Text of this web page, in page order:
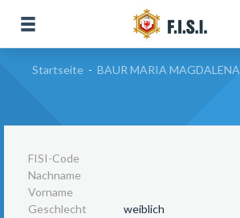
Startseite - BAUR MARIA MAGDALENA
FISI-Code
Nachname
Vorname
Geschlecht
weiblich